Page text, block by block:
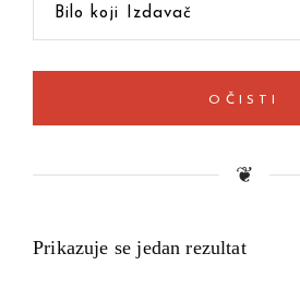
Prikazuje se jedan rezultat
Bilo koji Izdavač
OČISTI
❦